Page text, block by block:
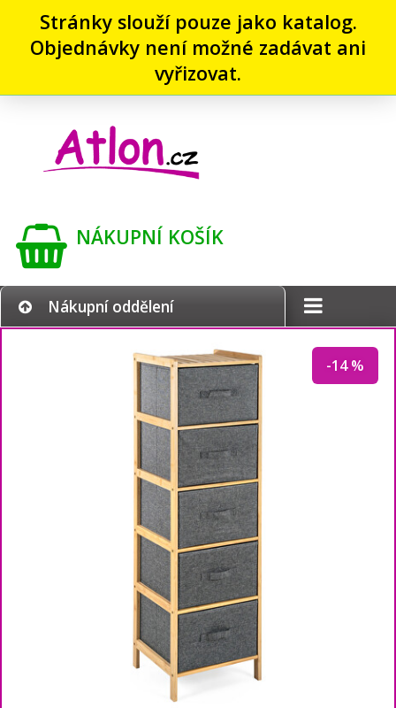
Stránky slouží pouze jako katalog.
Objednávky není možné zadávat ani
vyřizovat.
NÁKUPNÍ KOŠÍK
Nákupní oddělení
-14 %